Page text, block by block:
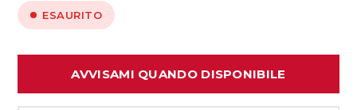
ESAURITO
AVVISAMI QUANDO DISPONIBILE